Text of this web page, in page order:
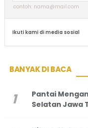
contoh: nama@mail.com
Ikuti kami di media sosial
BANYAK DI BACA
Pantai
Selatan Jawa